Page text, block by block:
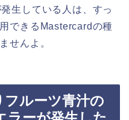
生している人は、すっ
できるMastercardの種
せんよ。
フルーツ青汁の